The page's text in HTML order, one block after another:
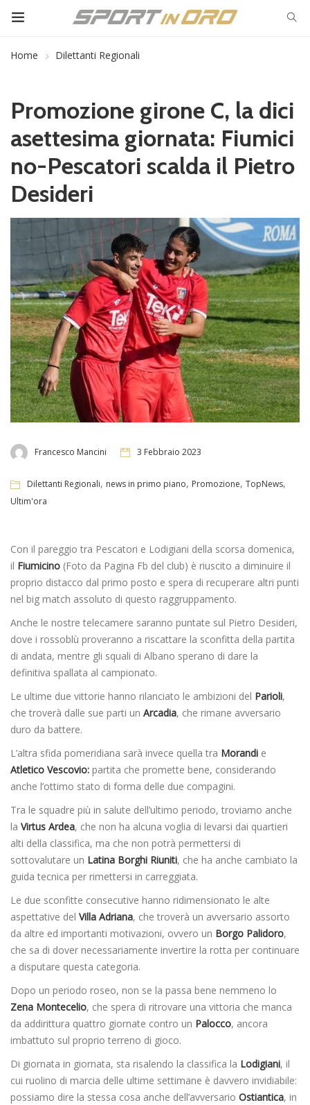
Home Dilettanti Regionali
Promozione girone C, la dici
asettesima giornata: Fiumici
no-Pescatori scalda il Pietro
Desideri
Francesco Mancini 3 Febbraio 2023
Dilettanti Regionali, news in primo piano, Promozione, TopNews,
Ultim'ora
Con il pareggio tra Pescatori e Lodigiani della scorsa domenica,
il Fiumicino (Foto da Pagina Fb del club) è riuscito a diminuire il
proprio distacco dal primo posto e spera di recuperare altri punti
nel big match assoluto di questo raggruppamento.
Anche le nostre telecamere saranno puntate sul Pietro Desideri,
dove i rossoblù proveranno a riscattare la sconfitta della partita
di andata, mentre gli squali di Albano sperano di dare la
definitiva spallata al campionato.
Le ultime due vittorie hanno rilanciato le ambizioni del Parioli,
che troverà dalle sue parti un Arcadia, che rimane avversario
duro da battere.
L’altra sfida pomeridiana sarà invece quella tra Morandi e
Atletico Vescovio: partita che promette bene, considerando
anche l’ottimo stato di forma delle due compagini.
Tra le squadre più in salute dell’ultimo periodo, troviamo anche
la Virtus Ardea, che non ha alcuna voglia di levarsi dai quartieri
alti della classifica, ma che non potrà permettersi di
sottovalutare un Latina Borghi Riuniti, che ha anche cambiato la
guida tecnica per rimettersi in carreggiata.
Le due sconfitte consecutive hanno ridimensionato le alte
aspettative del Villa Adriana, che troverà un avversario assorto
da altre ed importanti motivazioni, ovvero un Borgo Palidoro,
che sa di dover necessariamente invertire la rotta per continuare
a disputare questa categoria.
Dopo un periodo roseo, non se la passa bene nemmeno lo
Zena Montecelio, che spera di ritrovare una vittoria che manca
da addirittura quattro giornate contro un Palocco, ancora
imbattuto sul proprio terreno di gioco.
Di giornata in giornata, sta risalendo la classifica la Lodigiani, il
cui ruolino di marcia delle ultime settimane è davvero invidiabile:
possiamo dire la stessa cosa anche dell’avversario Ostiantica, in